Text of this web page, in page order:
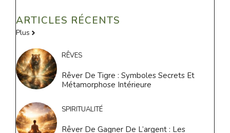
ARTICLES RÉCENTS
Plus
RÊVES
Rêver De Tigre : Symboles Secrets Et
Métamorphose Intérieure
SPIRITUALITÉ
Rêver De Gagner De L’argent : Les